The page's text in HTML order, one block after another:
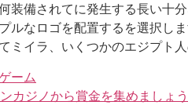
装備されてに発生する長い十
ルなロゴを配置するを選択し
ミイラ、いくつかのエジプト
ーム
カジノから賞金を集めましょう